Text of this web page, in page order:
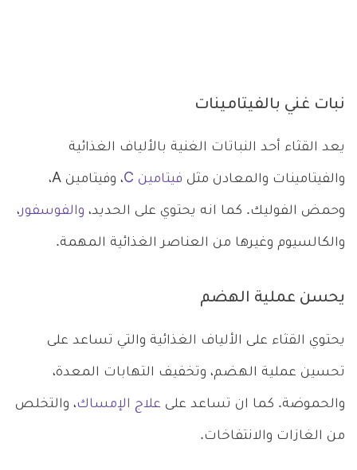
نبات غني بالفيتامينات
يعد القثاء أحد النباتات الغنية بالألياف الغذائية
والفيتامينات والمعادن مثل فيتامين C ، وفيتامين A،
وحمض الفوليك. كما انه يحتوي على الحديد، والفوسفور،
والكالسيوم وغيرها من العناصر الغذائية المهمة.
يحسن عملية الهضم
يحتوي القثاء على الألياف الغذائية والتي تساعد على
تحسين عملية الهضم، وتخفيف التهابات المعدة،
والحموضة. كما ان تساعد على علاج الإمساك، والتخلص
من الغازات والانتفاخات.